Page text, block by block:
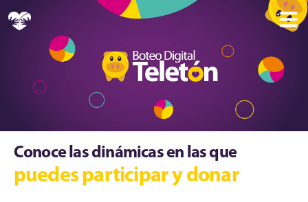
Conoce las dinámicas en las que
puedes participar y donar